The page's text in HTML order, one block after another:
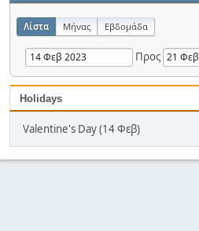
Λίστα Μήνας Εβδομάδα
Προς
Holidays
Valentine's Day (14 Φεβ)